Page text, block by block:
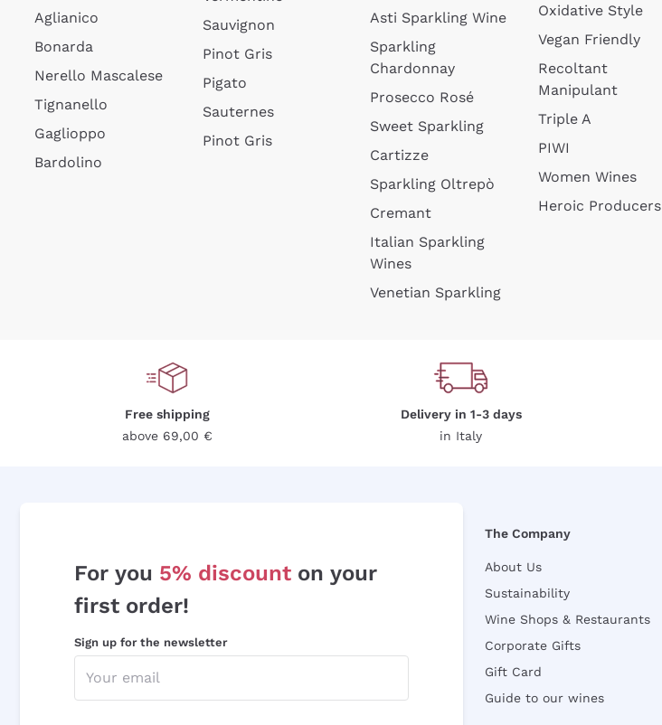
Aglianico
Bonarda
Nerello Mascalese
Tignanello
Gaglioppo
Bardolino
Sauvignon
Pinot Gris
Pigato
Sauternes
Pinot Gris
Asti Sparkling Wine
Sparkling
Chardonnay
Prosecco Rosé
Sweet Sparkling
Cartizze
Sparkling Oltrepò
Cremant
Italian Sparkling
Wines
Venetian Sparkling
Oxidative Style
Vegan Friendly
Recoltant
Manipulant
Triple A
PIWI
Women Wines
Heroic Producers
Free shipping
above 69,00 €
Delivery in 1-3 days
in Italy
For you 5% discount on your
first order!
Sign up for the newsletter
The Company
About Us
Sustainability
Wine Shops & Restaurants
Corporate Gifts
Gift Card
Guide to our wines